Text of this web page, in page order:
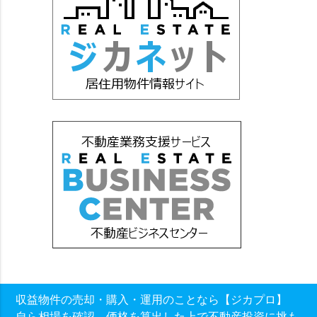
収益物件の売却・購入・運用のことなら【ジカプロ】